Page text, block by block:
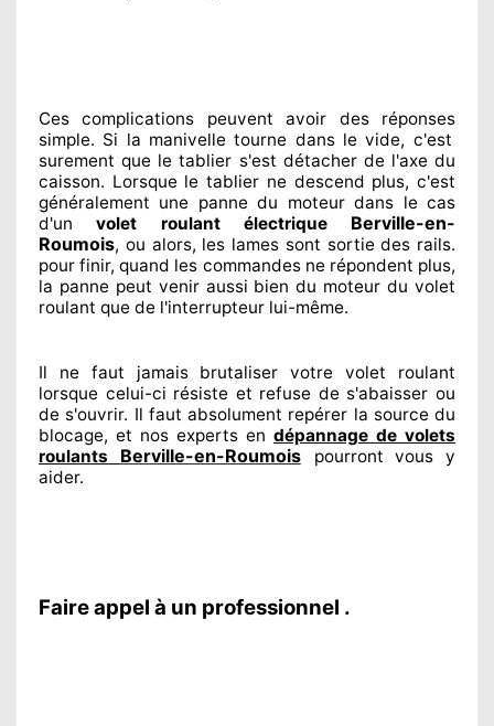
Ces complications peuvent avoir des réponses
simple. Si la manivelle tourne dans le vide, c'est
surement que le tablier s'est détacherde l'axe du
caisson. Lorsque le tablier ne descend plus, c'est
généralement une panne du moteur dans le cas
d'unvolet roulant électrique Berville-en-
Roumois, ou alors, les lames sont sortiedes rails.
pour finir, quand les commandes ne répondent plus,
la panne peut venir aussi bien du moteur du volet
roulant que de l'interrupteur lui-même.
Il ne faut jamais brutaliser votre volet roulant
lorsque celui-ci résiste et refuse de s'abaisser ou
de s'ouvrir. Il faut absolument repérer la sourcedu
blocage, et nos experts en dépannage de volets
roulants Berville-en-Roumois
pourront vous y
aider.
Faire appel à un professionnel .